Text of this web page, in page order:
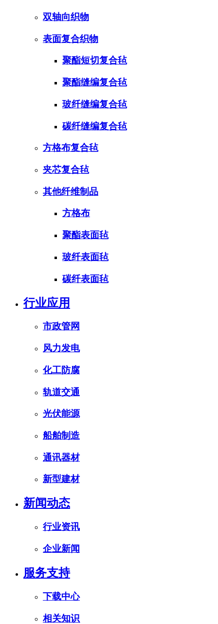
双轴向织物
表面复合织物
聚酯短切复合毡
聚酯缝编复合毡
玻纤缝编复合毡
碳纤缝编复合毡
方格布复合毡
夹芯复合毡
其他纤维制品
方格布
聚酯表面毡
玻纤表面毡
碳纤表面毡
行业应用
市政管网
风力发电
化工防腐
轨道交通
光伏能源
船舶制造
通讯器材
新型建材
新闻动态
行业资讯
企业新闻
服务支持
下载中心
相关知识